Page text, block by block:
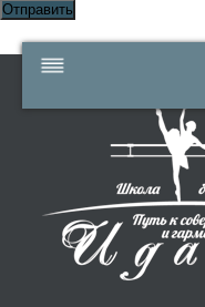
Отправить